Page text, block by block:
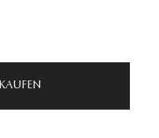
KAUFEN